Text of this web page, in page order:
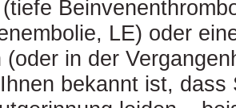
LE) oder
(oder in der
bekannt ist, dass